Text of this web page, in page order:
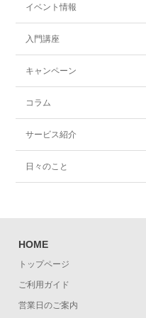
イベント情報
入門講座
キャンペーン
コラム
サービス紹介
日々のこと
HOME
トップページ
ご利用ガイド
営業日のご案内